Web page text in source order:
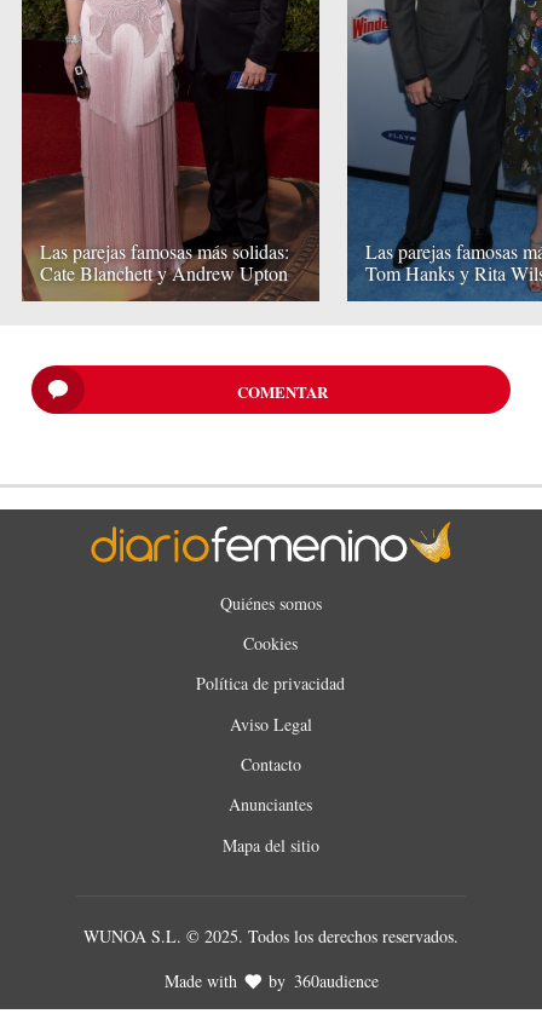
Las parejas famosas más solidas:
Cate Blanchett y Andrew Upton
Las parejas famosas
Tom Hanks y Rita
COMENTAR
Quiénes somos
Cookies
Política de privacidad
Aviso Legal
Contacto
Anunciantes
Mapa del sitio
WUNOA S.L. © 2025. Todos los derechos reservados.
Made with
by 360audience